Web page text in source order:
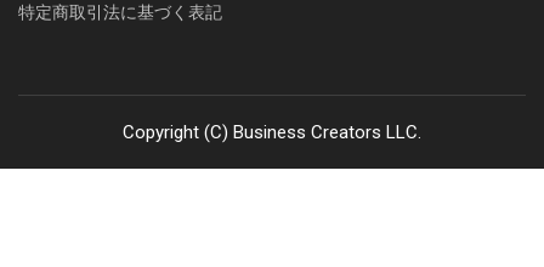
特定商取引法に基づく表記
Copyright (C) Business Creators LLC.